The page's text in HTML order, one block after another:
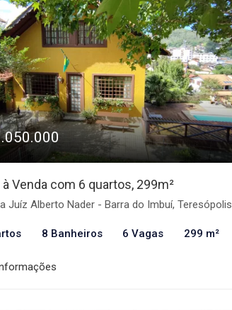
à Venda com 6 quartos, 299m²
Juíz Alberto Nader - Barra do Imbuí, Teresópolis-RJ
8 Banheiros 6 Vagas 299 m²